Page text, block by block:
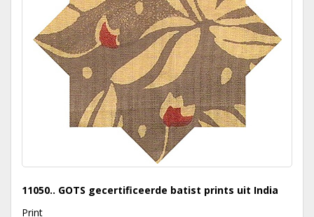
11050.. GOTS gecertificeerde batist prints uit India
Print